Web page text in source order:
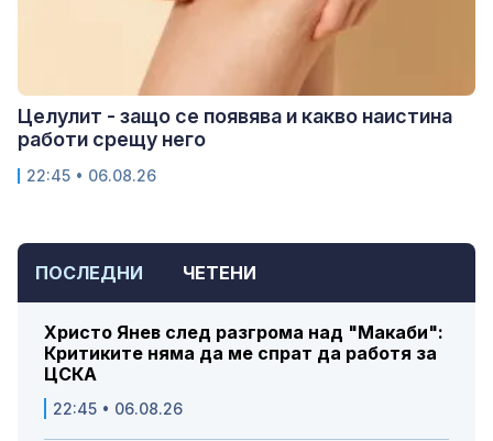
ПОСЛЕДНИ ЧЕТЕНИ
Христо Янев след разгрома над "Макаби":
Критиките няма да ме спрат да работя за
ЦСКА
22:45 • 06.08.26
Целулит - защо се появява и какво наистина
работи срещу него
22:45 • 06.08.26